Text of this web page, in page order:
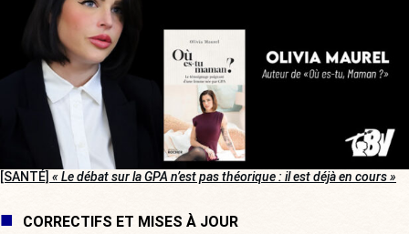
[SANTÉ] « Le débat sur la GPA n’est pas théorique : il est déjà en cours »
CORRECTIFS ET MISES À JOUR